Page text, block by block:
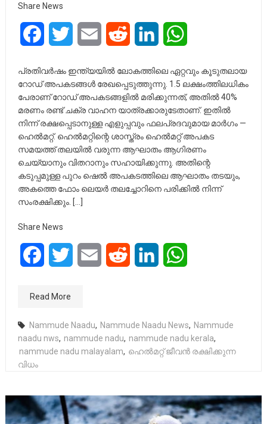
Share News
FacebookTwitter Email Reddit LinkedIn
പ്രതിവർഷം ഇന്ത്യയിൽ ലോകത്തിലെ ഏറ്റവും കൂടുതലായ
റോഡ് അപകടങ്ങൾ രേഖപ്പെടുത്തുന്നു. 1.5 ലക്ഷംത്തിലധികം
പേരാണ് റോഡ് അപകടങ്ങളിൽ മരിക്കുന്നത്, അതിൽ 40%
മരണം രണ്ട് ചക്ര വാഹന യാത്രക്കാരുടേതാണ്. ഇതിൽ
നിന്ന് രക്ഷപ്പെടാനുള്ള എളുപ്പവും ഫലപ്രദവുമായ മാർഗം —
ഹെൽമറ്റ്. ഹെൽമറ്റിന്റെ ശാസ്ത്രം ഹെൽമറ്റ് അപകട
സമയത്ത് തലയിൽ വരുന്ന ആഘാതം ആഗിരണം
ചെയ്യാനും വിതറാനും സഹായിക്കുന്നു. അതിന്റെ
കടുപ്പമുള്ള പുറം ഷെൽ അപകടത്തിലെ ആഘാതം തടയും,
അകത്തെ ഫോം ലെയർ തലച്ചോറിനെ പരിക്കിൽ നിന്ന്
സംരക്ഷിക്കും. […]
Share News
FacebookTwitter Email Reddit LinkedIn
Read More
Nammude Naadu, Nammude Naadu News, Nammude
naadu nws, nammude nadu, nammude nadu kerala,
nammude nadu malayalam, ഹെൽമറ്റ് ജീവൻ രക്ഷിക്കുന്ന
വിധം